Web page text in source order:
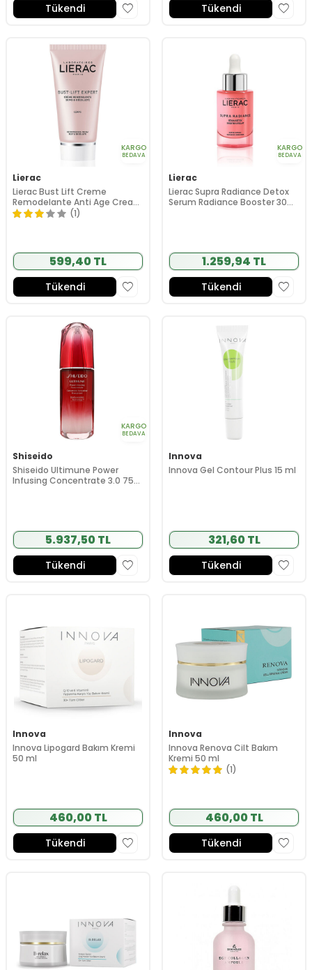
Tükendi Tükendi
KARGO
BEDAVA
Lierac
Lierac Bust Lift Creme
Remodelante Anti Age Cream
75ml
(1)
599,40 TL
Tükendi
KARGO
BEDAVA
Lierac
Lierac Supra Radiance Detox
Serum Radiance Booster 30
1.259,94 TL
Tükendi
KARGO
BEDAVA
Shiseido
Shiseido Ultimune Power
Infusing Concentrate 3.0 75
5.937,50 TL
Tükendi
Innova
Innova Gel Contour Plus 15 ml
321,60 TL
Tükendi
Innova
Innova Lipogard Bakım Kremi
50 ml
460,00 TL
Tükendi
Innova
Innova Renova Cilt Bakım
Kremi 50 ml
(1)
460,00 TL
Tükendi